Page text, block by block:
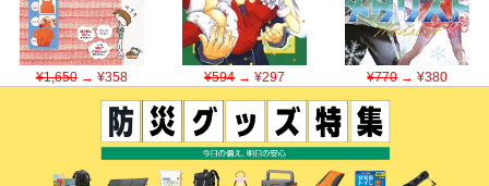
¥1,650→ ¥358 ¥594→ ¥297 ¥770→ ¥380